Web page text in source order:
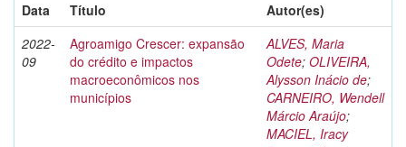
Data
Título
Autor(es)
2022-
09
Agroamigo Crescer: expansão
do crédito e impactos
macroeconômicos nos
municípios
ALVES, Maria
Odete; OLIVEIRA,
Alysson Inácio de;
CARNEIRO, Wendell
Márcio Araújo;
MACIEL, Iracy